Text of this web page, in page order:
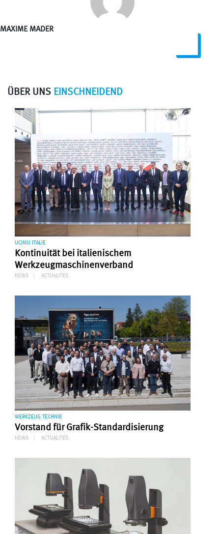
MAXIME MADER
ÜBER UNS EINSCHNEIDEND
UCIMU ITALIE
Kontinuität bei italienischem
Werkzeugmaschinenverband
NEWS ACTUALITES
WERKZEUG TECHNIK
Vorstand für Grafik-Standardisierung
NEWS ACTUALITES